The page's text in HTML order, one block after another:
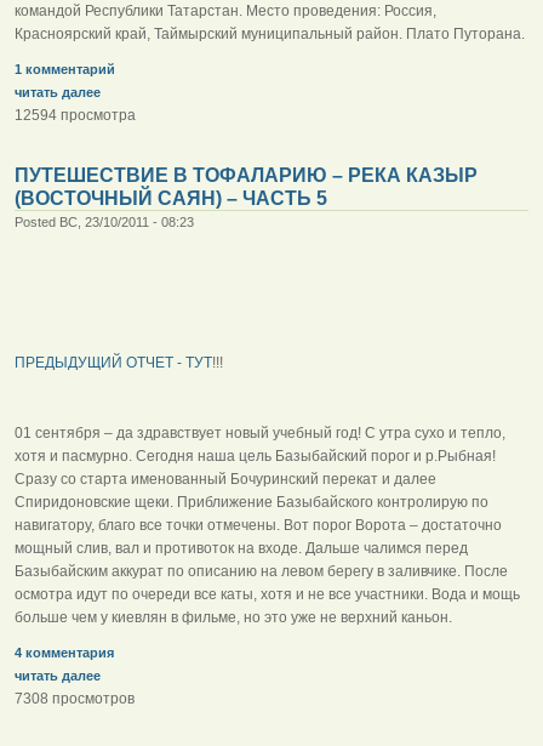
командой Республики Татарстан. Место проведения: Россия,
Красноярский край, Таймырский муниципальный район. Плато Путорана.
1 комментарий
читать далее
12594 просмотра
ПУТЕШЕСТВИЕ В ТОФАЛАРИЮ – РЕКА КАЗЫР
(ВОСТОЧНЫЙ САЯН) – ЧАСТЬ 5
Posted ВС, 23/10/2011 - 08:23
ПРЕДЫДУЩИЙ ОТЧЕТ - ТУТ!!!
01 сентября – да здравствует новый учебный год! С утра сухо и тепло,
хотя и пасмурно. Сегодня наша цель Базыбайский порог и р.Рыбная!
Сразу со старта именованный Бочуринский перекат и далее
Спиридоновские щеки. Приближение Базыбайского контролирую по
навигатору, благо все точки отмечены. Вот порог Ворота – достаточно
мощный слив, вал и противоток на входе. Дальше чалимся перед
Базыбайским аккурат по описанию на левом берегу в заливчике. После
осмотра идут по очереди все каты, хотя и не все участники. Вода и мощь
больше чем у киевлян в фильме, но это уже не верхний каньон.
4 комментария
читать далее
7308 просмотров